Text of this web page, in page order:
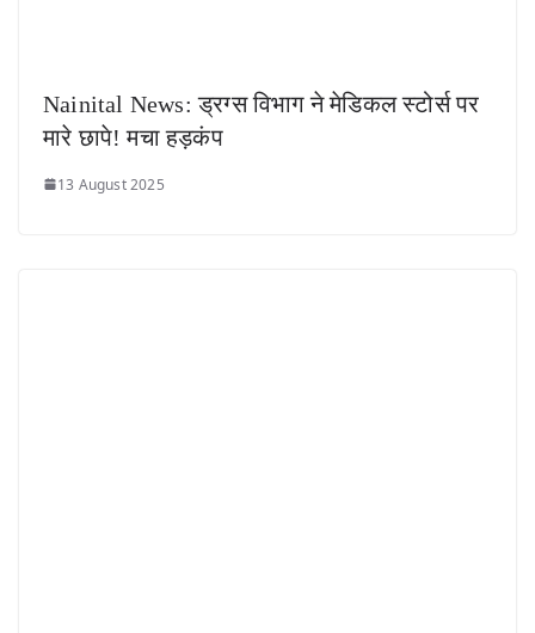
Nainital News: ड्रग्स विभाग ने मेडिकल स्टोर्स पर
मारे छापे! मचा हड़कंप
13 August 2025